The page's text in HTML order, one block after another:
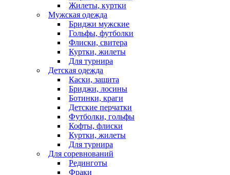
Жилеты, куртки
Мужская одежда
Бриджи мужские
Гольфы, футболки
Флиски, свитера
Куртки, жилеты
Для турнира
Детская одежда
Каски, защита
Бриджи, лосины
Ботинки, краги
Детские перчатки
Футболки, гольфы
Кофты, флиски
Куртки, жилеты
Для турнира
Для соревнований
Рединготы
Фраки